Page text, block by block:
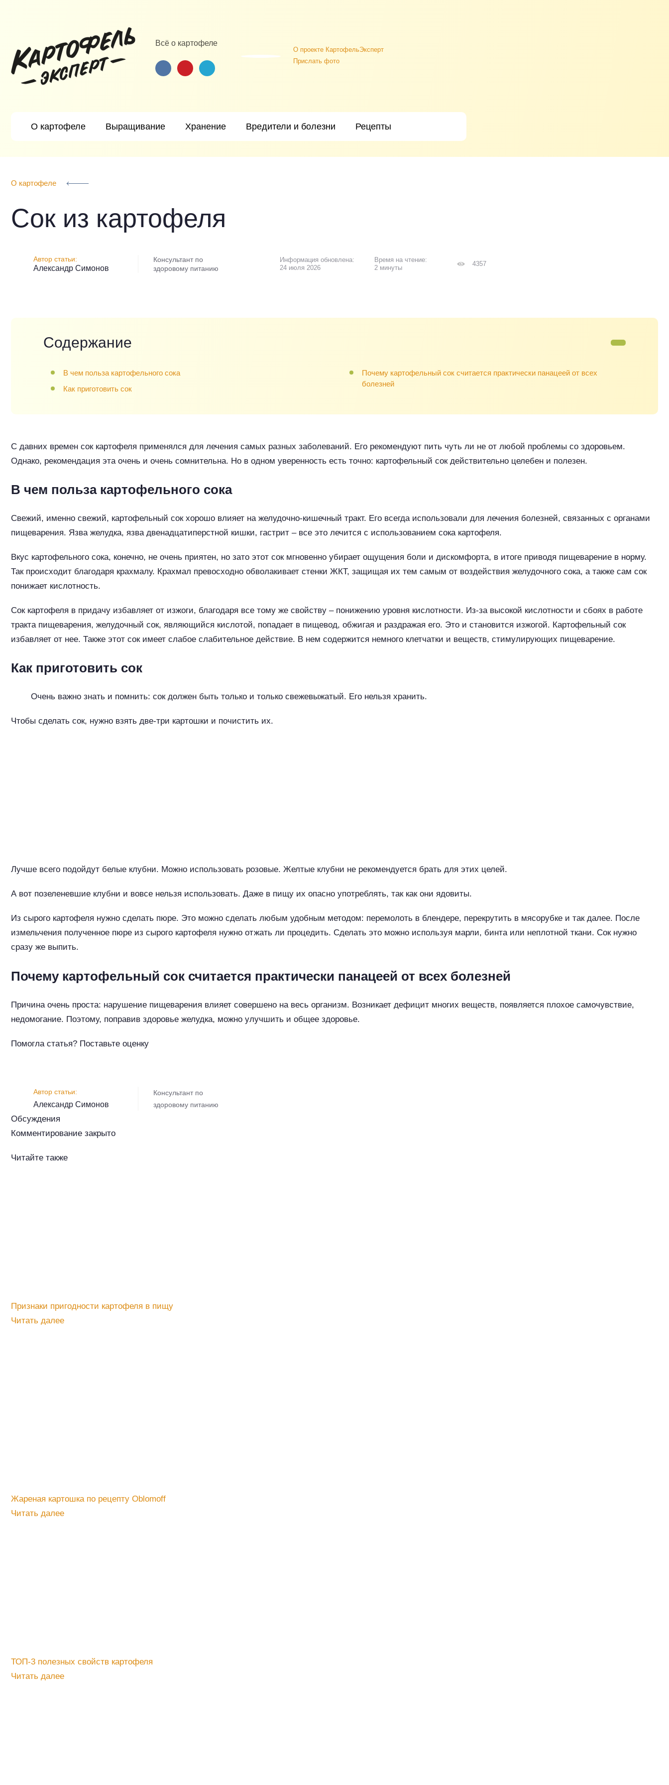
Картофель Эксперт
Всё о картофеле
О проекте КартофельЭксперт
Прислать фото
О картофеле Выращивание Хранение Вредители и болезни Рецепты
О картофеле
Сок из картофеля
Александр Симонов
Консультант по
здоровому питанию
Информация обновлена:
24 июля 2026
Время на чтение:
2 минуты
4357
Содержание
В чем польза картофельного сока
Как приготовить сок
Почему картофельный сок считается практически панацеей от всех
болезней
С давних времен сок картофеля применялся для лечения самых разных заболеваний. Его рекомендуют пить чуть ли не от любой проблемы со здоровьем.
Однако, рекомендация эта очень и очень сомнительна. Но в одном уверенность есть точно: картофельный сок действительно целебен и полезен.
В чем польза картофельного сока
Свежий, именно свежий, картофельный сок хорошо влияет на желудочно-кишечный тракт. Его всегда использовали для лечения болезней, связанных с органами
пищеварения. Язва желудка, язва двенадцатиперстной кишки, гастрит – все это лечится с использованием сока картофеля.
Вкус картофельного сока, конечно, не очень приятен, но зато этот сок мгновенно убирает ощущения боли и дискомфорта, в итоге приводя пищеварение в норму.
Так происходит благодаря крахмалу. Крахмал превосходно обволакивает стенки ЖКТ, защищая их тем самым от воздействия желудочного сока, а также сам сок
понижает кислотность.
Сок картофеля в придачу избавляет от изжоги, благодаря все тому же свойству – понижению уровня кислотности. Из-за высокой кислотности и сбоях в работе
тракта пищеварения, желудочный сок, являющийся кислотой, попадает в пищевод, обжигая и раздражая его. Это и становится изжогой. Картофельный сок
избавляет от нее. Также этот сок имеет слабое слабительное действие. В нем содержится немного клетчатки и веществ, стимулирующих пищеварение.
Как приготовить сок
Очень важно знать и помнить: сок должен быть только и только свежевыжатый. Его нельзя хранить.
Чтобы сделать сок, нужно взять две-три картошки и почистить их.
Лучше всего подойдут белые клубни. Можно использовать розовые. Желтые клубни не рекомендуется брать для этих целей.
А вот позеленевшие клубни и вовсе нельзя использовать. Даже в пищу их опасно употреблять, так как они ядовиты.
Из сырого картофеля нужно сделать пюре. Это можно сделать любым удобным методом: перемолоть в блендере, перекрутить в мясорубке и так далее. После
измельчения полученное пюре из сырого картофеля нужно отжать ли процедить. Сделать это можно используя марли, бинта или неплотной ткани. Сок нужно
сразу же выпить.
Почему картофельный сок считается практически панацеей от всех болезней
Причина очень проста: нарушение пищеварения влияет совершено на весь организм. Возникает дефицит многих веществ, появляется плохое самочувствие,
недомогание. Поэтому, поправив здоровье желудка, можно улучшить и общее здоровье.
Помогла статья? Поставьте оценку
Александр Симонов
Консультант по
здоровому питанию
Обсуждения
Комментирование закрыто
Читайте также
Признаки пригодности картофеля в пищу
Читать далее
Жареная картошка по рецепту Oblomoff
Читать далее
ТОП-3 полезных свойств картофеля
Читать далее